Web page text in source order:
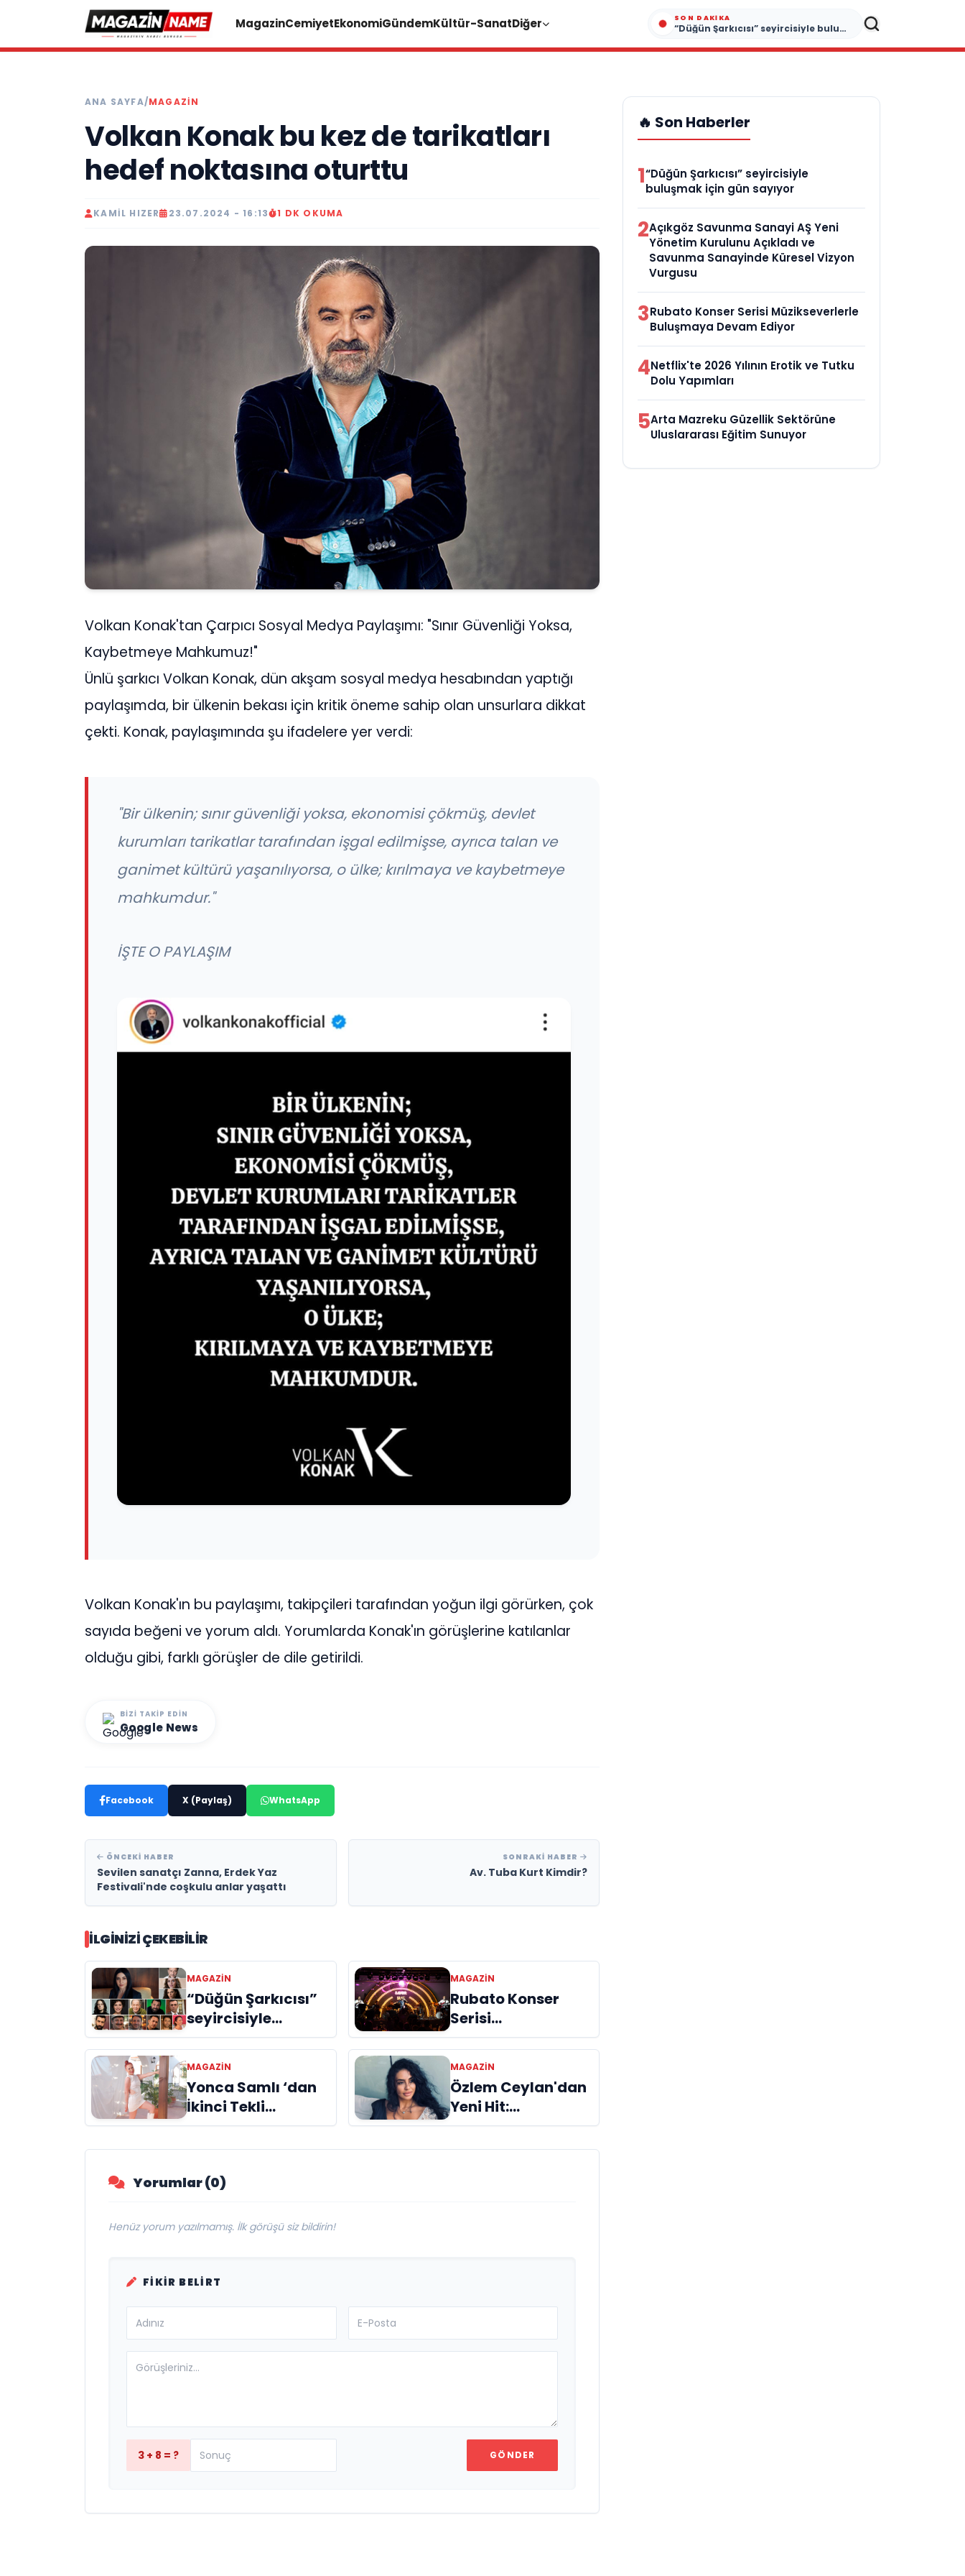
MagazinCemiyetEkonomiGündemKültür-SanatDiğer SON DAKIKA
“Düğün Şarkıcısı” seyircisiyle buluşmak için gün sayıyor
ANA SAYFA/MAGAZIN
Volkan Konak bu kez de tarikatları
hedef noktasına oturttu
KAMIL HIZER 23.07.2024 - 16:13 1 DK OKUMA
Volkan Konak'tan Çarpıcı Sosyal Medya Paylaşımı: "Sınır Güvenliği Yoksa,
Kaybetmeye Mahkumuz!"
Ünlü şarkıcı Volkan Konak, dün akşam sosyal medya hesabından yaptığı
paylaşımda, bir ülkenin bekası için kritik öneme sahip olan unsurlara dikkat
çekti. Konak, paylaşımında şu ifadelere yer verdi:
"Bir ülkenin; sınır güvenliği yoksa, ekonomisi çökmüş, devlet
kurumları tarikatlar tarafından işgal edilmişse, ayrıca talan ve
ganimet kültürü yaşanılıyorsa, o ülke; kırılmaya ve kaybetmeye
mahkumdur."
İŞTE O PAYLAŞIM
Volkan Konak'ın bu paylaşımı, takipçileri tarafından yoğun ilgi görürken, çok
sayıda beğeni ve yorum aldı. Yorumlarda Konak'ın görüşlerine katılanlar
olduğu gibi, farklı görüşler de dile getirildi.
BIZI TAKIP EDIN
Google News
Facebook X (Paylaş) WhatsApp
ÖNCEKI HABER
Sevilen sanatçı Zanna, Erdek Yaz
Festivali'nde coşkulu anlar yaşattı
SONRAKI HABER
Av. Tuba Kurt Kimdir?
İLGINIZI ÇEKEBILIR
MAGAZIN
“Düğün Şarkıcısı”
seyircisiyle
buluşmak için gün
sayıyor
MAGAZIN
Rubato Konser
Serisi
Müzikseverlerle
Buluşmaya Devam
Ediyor
MAGAZIN
Yonca Samlı ‘dan
İkinci Tekli
“Donacaksın
Sevgilim “
MAGAZIN
Özlem Ceylan'dan
Yeni Hit:
"Duymuyorsun
Beni" Yayında!
Yorumlar (0)
Henüz yorum yazılmamış. İlk görüşü siz bildirin!
FIKIR BELIRT
3 + 8 = ? GÖNDER
🔥 Son Haberler
1“Düğün Şarkıcısı” seyircisiyle
buluşmak için gün sayıyor
2Açıkgöz Savunma Sanayi AŞ Yeni
Yönetim Kurulunu Açıkladı ve
Savunma Sanayinde Küresel Vizyon
Vurgusu
3Rubato Konser Serisi Müzikseverlerle
Buluşmaya Devam Ediyor
4Netflix'te 2026 Yılının Erotik ve Tutku
Dolu Yapımları
5Arta Mazreku Güzellik Sektörüne
Uluslararası Eğitim Sunuyor